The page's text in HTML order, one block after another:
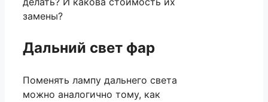
Дальний свет фар
Поменять лампу дальнего света
можно аналогично тому, как